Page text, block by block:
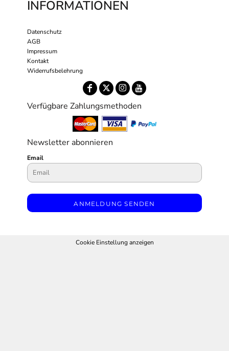
INFORMATIONEN
Datenschutz
AGB
Impressum
Kontakt
Widerrufsbelehrung
Verfügbare Zahlungsmethoden
Newsletter abonnieren
Email
ANMELDUNG SENDEN
Cookie Einstellung anzeigen